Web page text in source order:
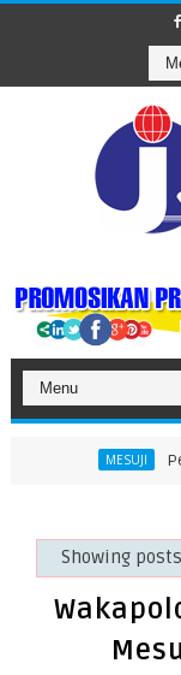
Peringati HAN ke
Showing